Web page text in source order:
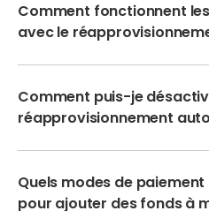
Comment fonctionnent
avec le
Comment puis-je
réapprovisionnement
Quels modes de
pour ajouter des fonds à